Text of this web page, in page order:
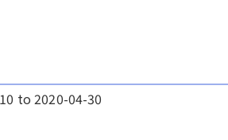
to 2020-04-30